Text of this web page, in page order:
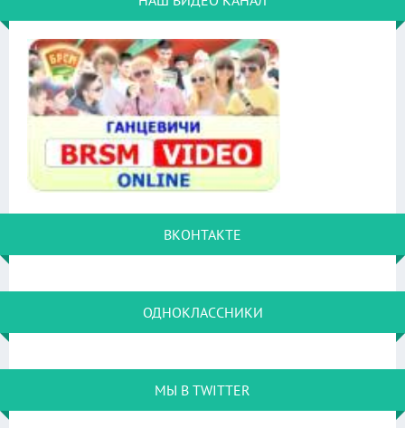
ВКОНТАКТЕ
ОДНОКЛАССНИКИ
МЫ В TWITTER